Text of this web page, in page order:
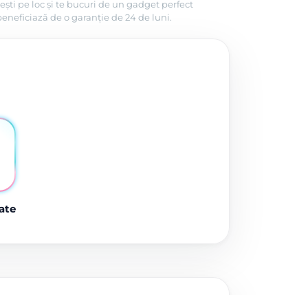
pe loc și te bucuri de un gadget perfect
de o garanție de 24 de luni.